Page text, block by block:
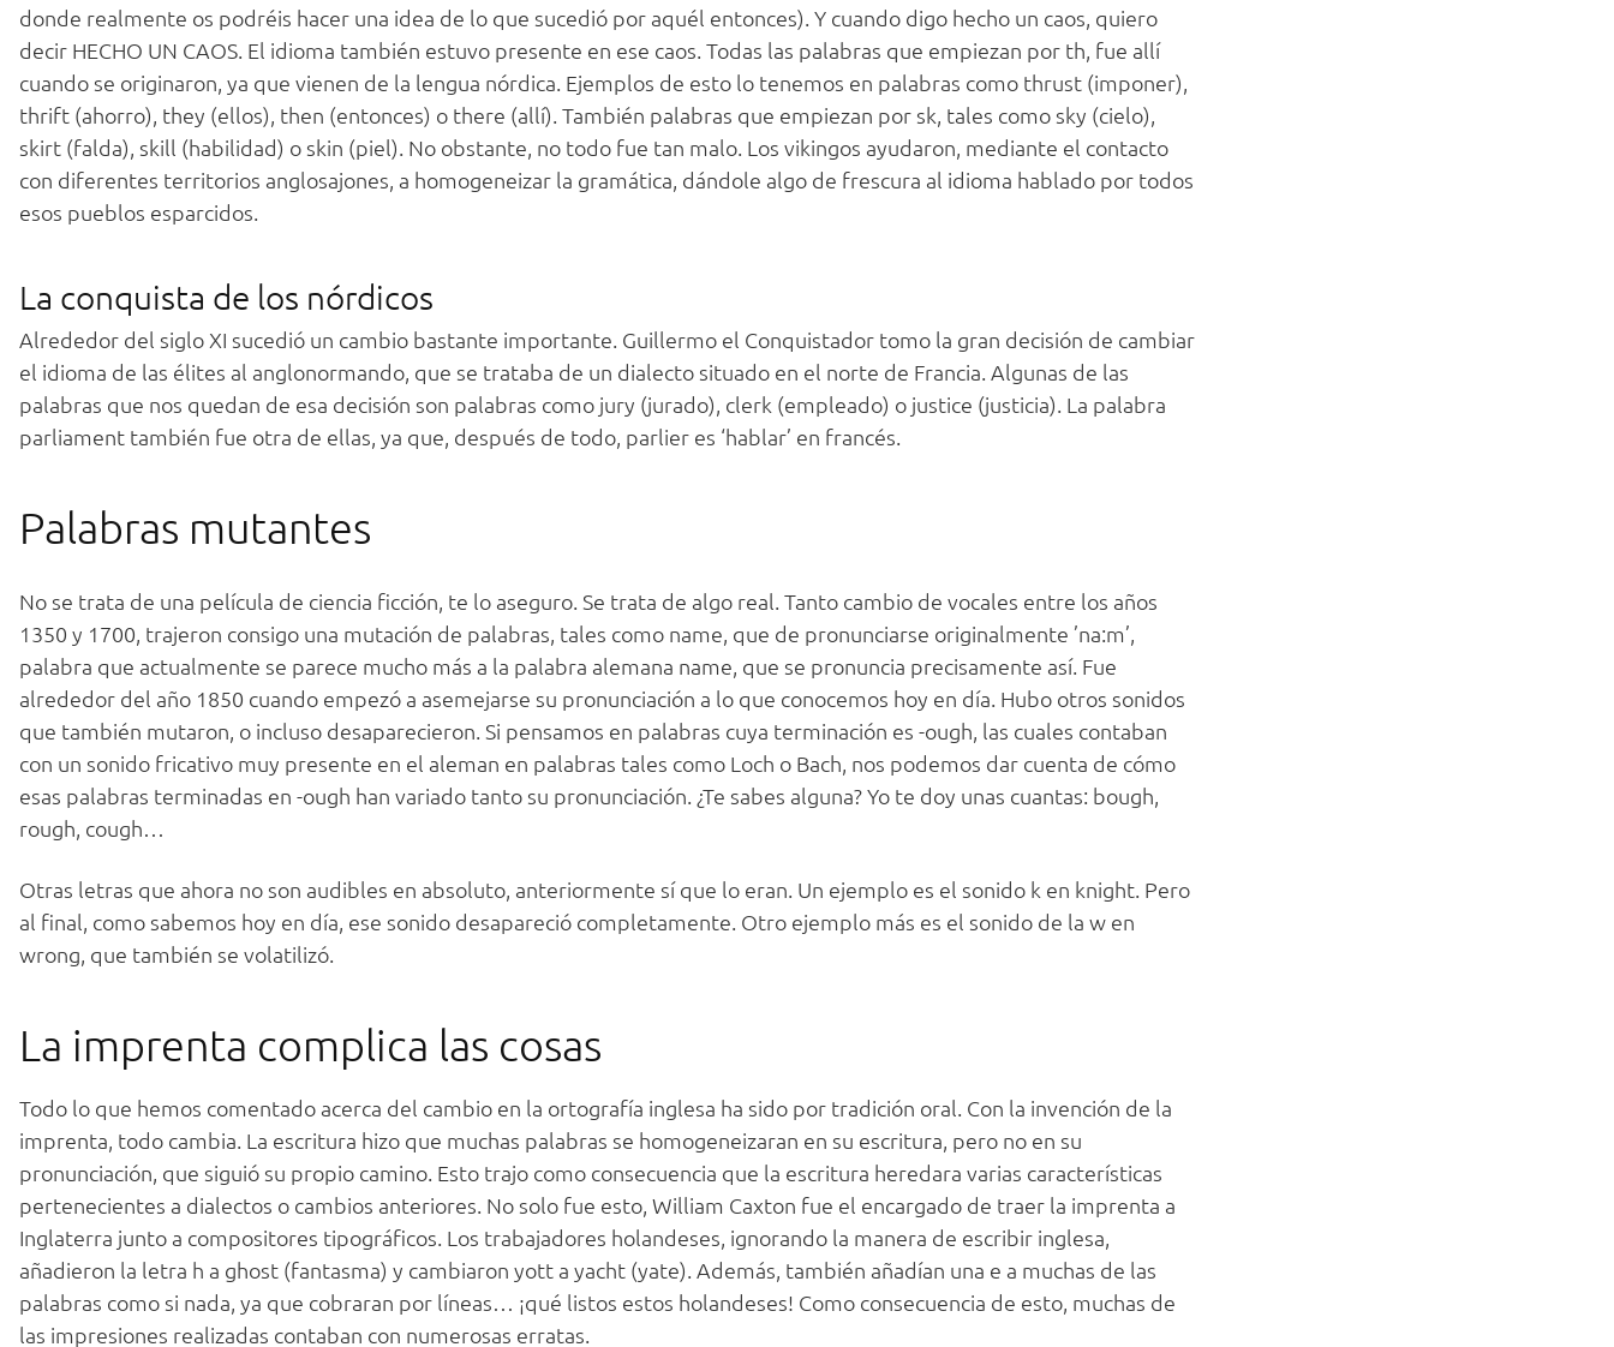
donde realmente os podréis hacer una idea de lo que sucedió por aquél entonces). Y cuando digo hecho un caos, quiero
decir HECHO UN CAOS. El idioma también estuvo presente en ese caos. Todas las palabras que empiezan por th, fue allí
cuando se originaron, ya que vienen de la lengua nórdica. Ejemplos de esto lo tenemos en palabras como thrust (imponer),
thrift (ahorro), they (ellos), then (entonces) o there (allí). También palabras que empiezan por sk, tales como sky (cielo),
skirt (falda), skill (habilidad) o skin (piel). No obstante, no todo fue tan malo. Los vikingos ayudaron, mediante el contacto
con diferentes territorios anglosajones, a homogeneizar la gramática, dándole algo de frescura al idioma hablado por todos
esos pueblos esparcidos.
La conquista de los nórdicos
Alrededor del siglo XI sucedió un cambio bastante importante. Guillermo el Conquistador tomo la gran decisión de cambiar
el idioma de las élites al anglonormando, que se trataba de un dialecto situado en el norte de Francia. Algunas de las
palabras que nos quedan de esa decisión son palabras como jury (jurado), clerk (empleado) o justice (justicia). La palabra
parliament también fue otra de ellas, ya que, después de todo, parlier es ‘hablar’ en francés.
Palabras mutantes
No se trata de una película de ciencia ficción, te lo aseguro. Se trata de algo real. Tanto cambio de vocales entre los años
1350 y 1700, trajeron consigo una mutación de palabras, tales como name, que de pronunciarse originalmente ’na:m’,
palabra que actualmente se parece mucho más a la palabra alemana name, que se pronuncia precisamente así. Fue
alrededor del año 1850 cuando empezó a asemejarse su pronunciación a lo que conocemos hoy en día. Hubo otros sonidos
que también mutaron, o incluso desaparecieron. Si pensamos en palabras cuya terminación es -ough, las cuales contaban
con un sonido fricativo muy presente en el aleman en palabras tales como Loch o Bach, nos podemos dar cuenta de cómo
esas palabras terminadas en -ough han variado tanto su pronunciación. ¿Te sabes alguna? Yo te doy unas cuantas: bough,
rough, cough…
Otras letras que ahora no son audibles en absoluto, anteriormente sí que lo eran. Un ejemplo es el sonido k en knight. Pero
al final, como sabemos hoy en día, ese sonido desapareció completamente. Otro ejemplo más es el sonido de la w en
wrong, que también se volatilizó.
La imprenta complica las cosas
Todo lo que hemos comentado acerca del cambio en la ortografía inglesa ha sido por tradición oral. Con la invención de la
imprenta, todo cambia. La escritura hizo que muchas palabras se homogeneizaran en su escritura, pero no en su
pronunciación, que siguió su propio camino. Esto trajo como consecuencia que la escritura heredara varias características
pertenecientes a dialectos o cambios anteriores. No solo fue esto, William Caxton fue el encargado de traer la imprenta a
Inglaterra junto a compositores tipográficos. Los trabajadores holandeses, ignorando la manera de escribir inglesa,
añadieron la letra h a ghost (fantasma) y cambiaron yott a yacht (yate). Además, también añadían una e a muchas de las
palabras como si nada, ya que cobraran por líneas… ¡qué listos estos holandeses! Como consecuencia de esto, muchas de
las impresiones realizadas contaban con numerosas erratas.